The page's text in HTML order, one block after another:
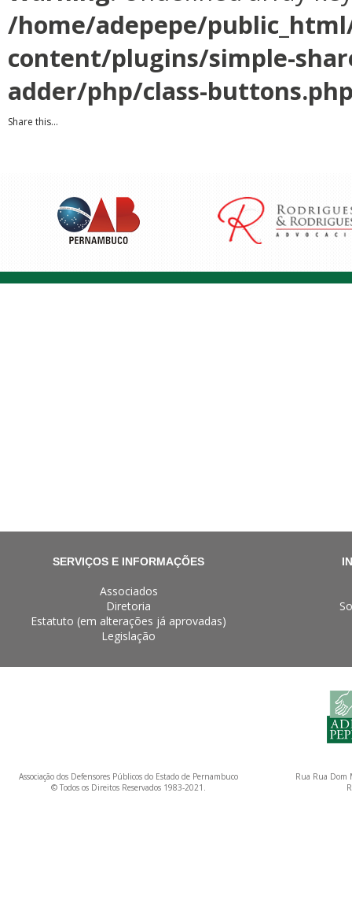
/home/adepepe/
content/plugins/simple-
adder/php/class-
Share this...
SERVIÇOS E INFORMAÇÕES
Associados
Diretoria
Estatuto (em alterações já aprovadas)
Legislação
Associação dos Defensores Públicos do Estado de Pernambuco
© Todos os Direitos Reservados 1983-2021.
Rua Rua Dom